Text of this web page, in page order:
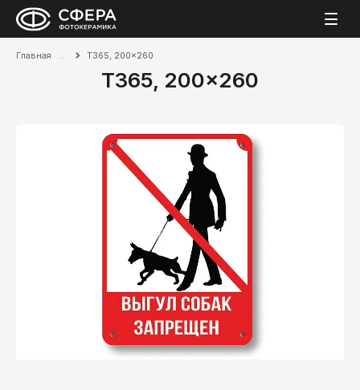
Главная T365, 200x260
T365, 200x260